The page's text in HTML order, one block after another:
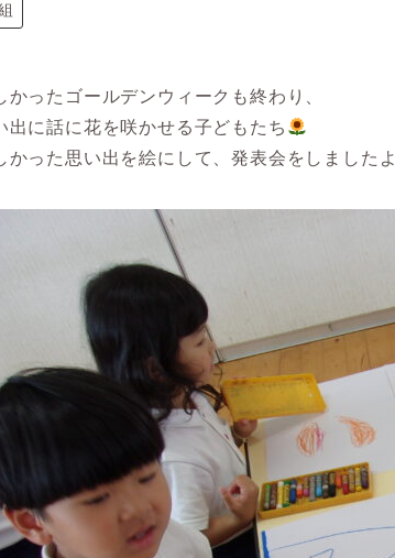
かったゴールデンウィークも終わり、
出に話に花を咲かせる子どもたち
かった思い出を絵にして、発表会をしましたよ